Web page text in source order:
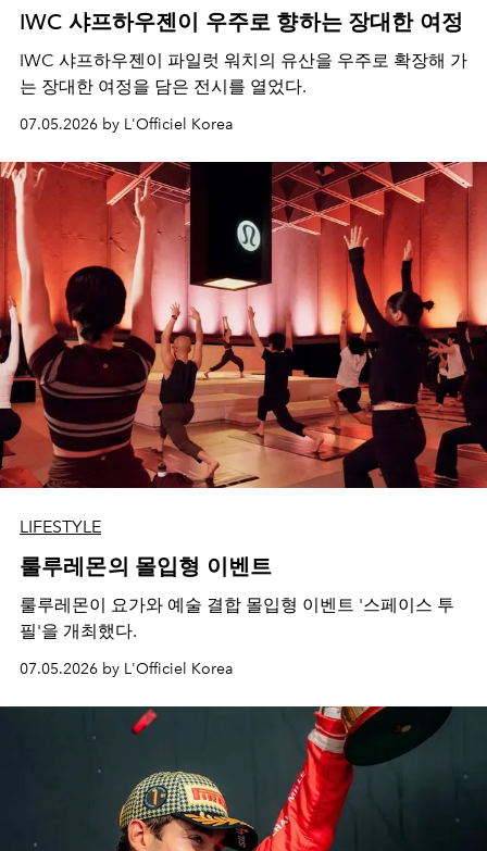
IWC 샤프하우젠이 우주로 향하는 장대한 여정
IWC 샤프하우젠이 파일럿 워치의 유산을 우주로 확장해 가
는 장대한 여정을 담은 전시를 열었다.
07.05.2026 by L'Officiel Korea
LIFESTYLE
룰루레몬의 몰입형 이벤트
룰루레몬이 요가와 예술 결합 몰입형 이벤트 '스페이스 투
필'을 개최했다.
07.05.2026 by L'Officiel Korea